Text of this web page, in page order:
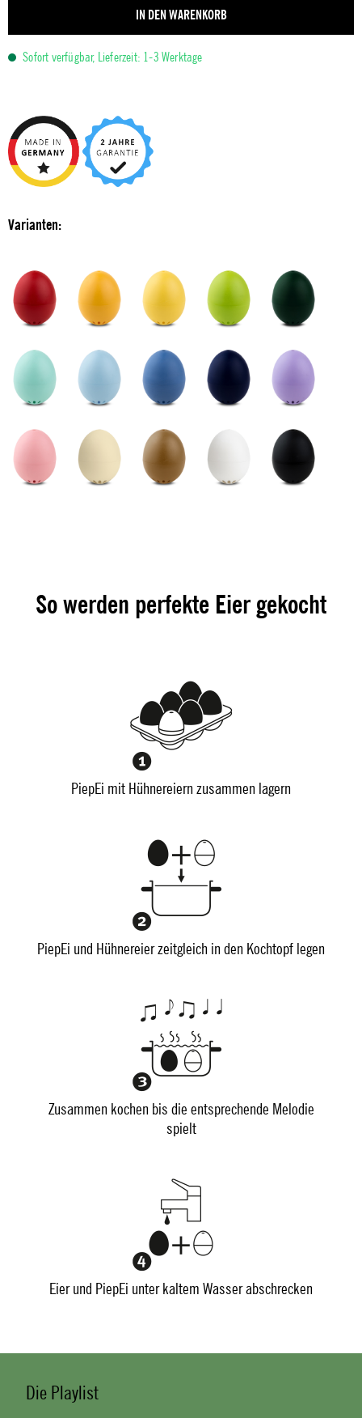
IN DEN WARENKORB
Sofort verfügbar, Lieferzeit: 1-3 Werktage
Varianten:
So werden perfekte Eier gekocht
PiepEi mit Hühnereiern zusammen lagern
PiepEi und Hühnereier zeitgleich in den Kochtopf legen
Zusammen kochen bis die entsprechende Melodie
spielt
Eier und PiepEi unter kaltem Wasser abschrecken
Die Playlist